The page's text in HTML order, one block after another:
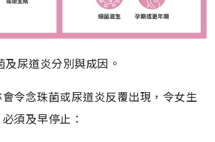
尿道炎分別與成因。
令念珠菌或尿道炎反覆出現，令女生
須及早停止：